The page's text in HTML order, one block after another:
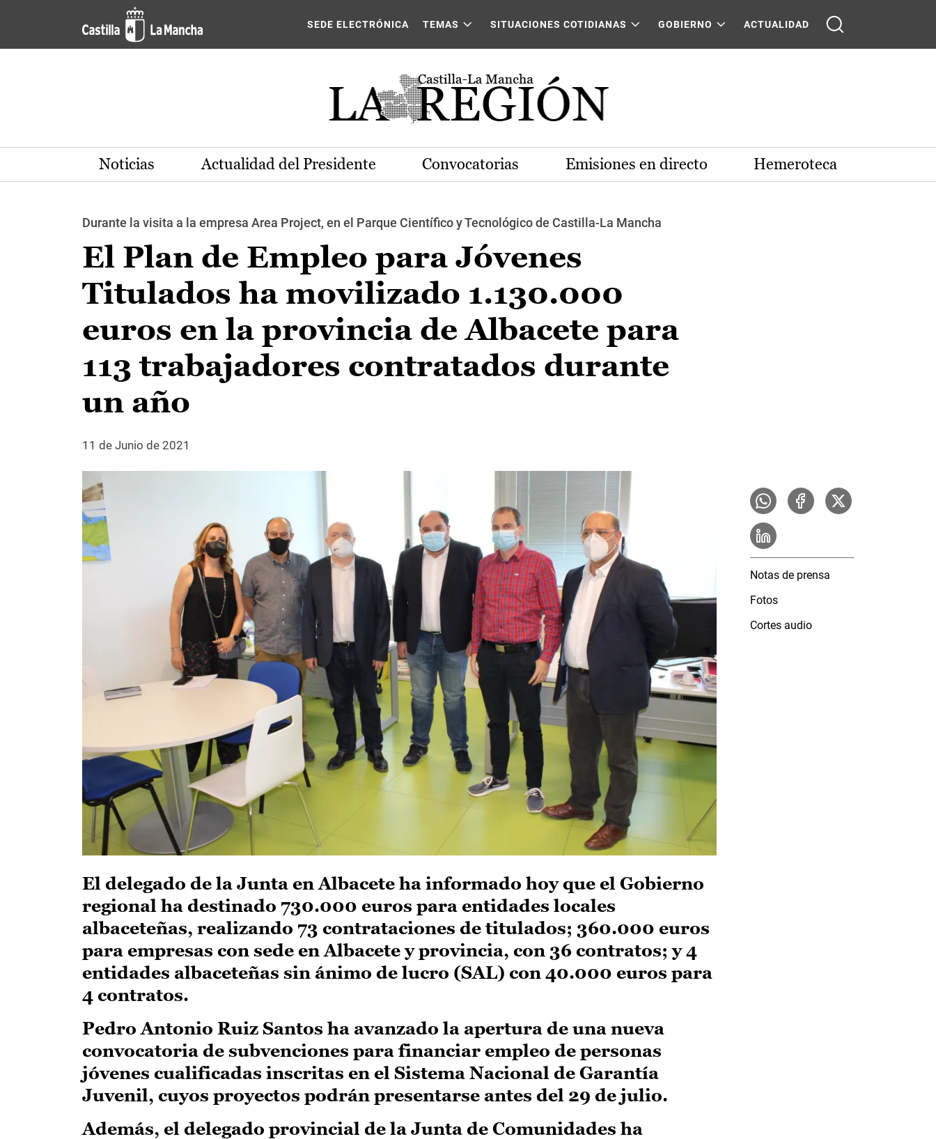
Pasar al contenido principal
SEDE ELECTRÓNICA TEMAS SITUACIONES COTIDIANAS GOBIERNO ACTUALIDAD
Noticias Actualidad del Presidente Convocatorias Emisiones en directo Hemeroteca
Durante la visita a la empresa Area Project, en el Parque Científico y Tecnológico de Castilla-La Mancha
El Plan de Empleo para Jóvenes
Titulados ha movilizado 1.130.000
euros en la provincia de Albacete para
113 trabajadores contratados durante
un año
11 de Junio de 2021
El delegado de la Junta en Albacete ha informado hoy que el Gobierno
regional ha destinado 730.000 euros para entidades locales
albaceteñas, realizando 73 contrataciones de titulados; 360.000 euros
para empresas con sede en Albacete y provincia, con 36 contratos; y 4
entidades albaceteñas sin ánimo de lucro (SAL) con 40.000 euros para
4 contratos.
Pedro Antonio Ruiz Santos ha avanzado la apertura de una nueva
convocatoria de subvenciones para financiar empleo de personas
jóvenes cualificadas inscritas en el Sistema Nacional de Garantía
Juvenil, cuyos proyectos podrán presentarse antes del 29 de julio.
Además, el delegado provincial de la Junta de Comunidades ha
Notas de prensa
Fotos
Cortes audio